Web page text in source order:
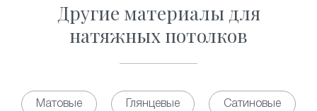
из дополняющих друг друга цветов. Орнамент
правильных геометрических фигур разных
размеров. Существующий на данный момент
из них, а также ответ на вопрос, сколько стоит
Другие материалы для
натяжных потолков
Матовые Глянцевые Сатиновые